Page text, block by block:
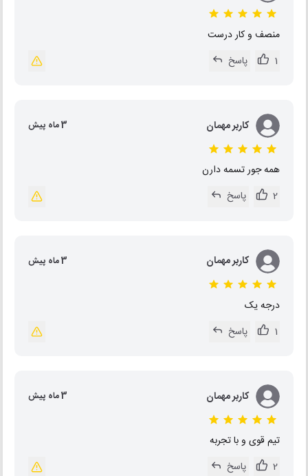
منصف و کار درست
1
پاسخ
کاربر مهمان 3 ماه پیش
همه جور تسمه دارن
2
پاسخ
کاربر مهمان 3 ماه پیش
درجه یک
1
پاسخ
کاربر مهمان 3 ماه پیش
تیم قوی و با تجربه
2
پاسخ